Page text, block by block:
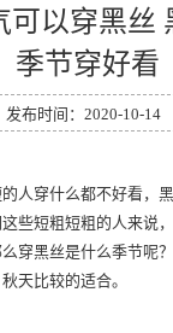
可以穿黑丝
季节穿好看
布时间：2020-10-14
人穿什么都不好看，
些短粗短粗的人来说
穿黑丝是什么季节呢
天比较的适合。